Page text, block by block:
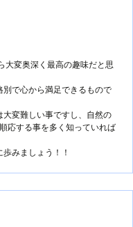
大変奥深く最高の趣味だと思
で心から満足できるもので
大変難しい事ですし、自然の
応する事を多く知っていれば
みましょう！！